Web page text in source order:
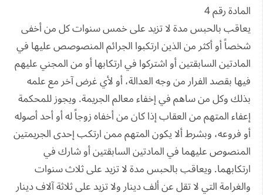
المادة رقم 4
يعاقب بالحبس مدة لا تزيد على خمس سنوات كل من أخفى
شخصاً أو أكثر من الذين ارتكبوا الجرائم المنصوصص عليها في
المادتين السابقتين أو اشتركوا في ارتكابها أو من المجني عليهم
فيها بقصد الفرار من وجه العدالة، أو لأي غرض آخر مع علمه
بذلك وكل من ساهم في إخفاء معالم الجريمة. ويجوز للمحكمة
إعفاء المتهم من العقاب إذا كان من أخفاه زوجاً له أو أحد أصوله
أو فروعه، وبشرط ألا يكون المتهم ممن ارتكب إحدى الجريمتين
المنصوص عليهما في المادتين السابقتين أو شارك في
ارتكابهما. ويعاقب بالحبس مدة لا تزيد على ثلاث سنوات
والغرامة التي لا تقل عن ألف دينار ولا تزيد على ثلاثة آلاف دينار